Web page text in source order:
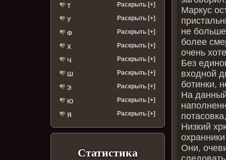
Т Раскрыть [+]
У Раскрыть [+]
Ф Раскрыть [+]
Х Раскрыть [+]
Ч Раскрыть [+]
Ш Раскрыть [+]
Э Раскрыть [+]
Ю Раскрыть [+]
Я Раскрыть [+]
Статистика
Маркус
не
более
очень
Без
входной
ботинки,
На
Низкий
Они,